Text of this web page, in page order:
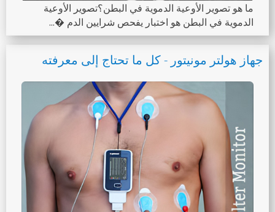
ما هو تصوير الأوعية الدموية في البطن؟تصوير الأوعية
الدموية في البطن هو اختبار يفحص شرايين الدم �...
جهاز هولتر مونيتور - كل ما تحتاج إلى معرفته